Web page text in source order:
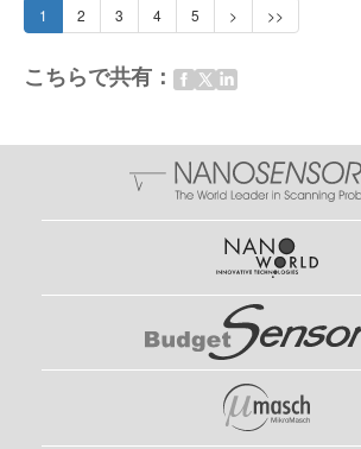
1 2 3 4 5 > >>
こちらで共有：